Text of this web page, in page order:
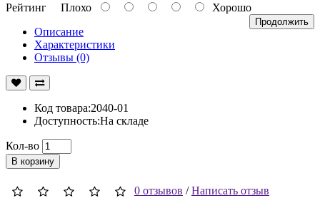
Рейтинг Плохо Хорошо
Продолжить
Описание
Характеристики
Отзывы (0)
Код товара:2040-01
Доступность:На складе
Кол-во
В корзину
0 отзывов /Написать отзыв